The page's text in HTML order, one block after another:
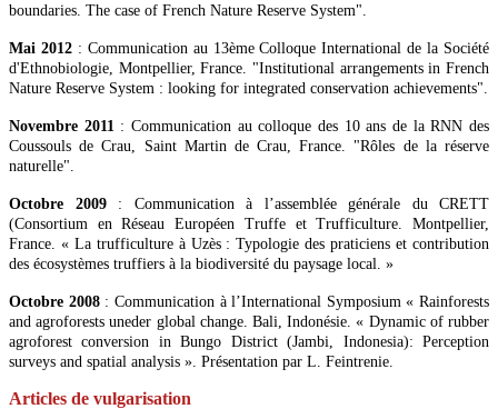
boundaries. The case of French Nature Reserve System".
Mai 2012: Communication au 13ème Colloque International de la Société
d'Ethnobiologie, Montpellier, France. "Institutional arrangements in French
Nature Reserve System : looking for integrated conservation achievements".
Novembre 2011 : Communication au colloque des 10 ans de la RNN des
Coussouls de Crau, Saint Martin de Crau, France. "Rôles de la réserve
naturelle".
Octobre 2009: Communication à l’assemblée générale du CRETT
(Consortium en Réseau Européen Truffe et Trufficulture. Montpellier,
France. « La trufficulture à Uzès : Typologie des praticiens et contribution
des écosystèmes truffiers à la biodiversité du paysage local. »
Octobre 2008: Communication à l’International Symposium « Rainforests
and agroforests uneder global change. Bali, Indonésie. « Dynamic of rubber
agroforest conversion in Bungo District (Jambi, Indonesia): Perception
surveys and spatial analysis ». Présentation par L. Feintrenie.
Articles de vulgarisation